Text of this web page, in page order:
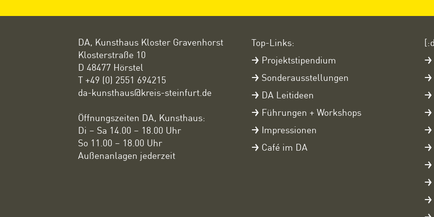
DA, Kunsthaus Kloster Gravenhorst
Klosterstraße 10
D 48477 Hörstel
T +49 (0) 2551 694215
da-kunsthaus@kreis-steinfurt.de
Öffnungszeiten DA, Kunsthaus:
Di – Sa 14.00 – 18.00 Uhr
So 11.00 – 18.00 Uhr
Außenanlagen jederzeit
Top-Links:
Projektstipendium
Sonderausstellungen
DA Leitideen
Führungen + Workshops
Impressionen
Café im DA